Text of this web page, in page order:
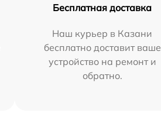
Бесплатная доставка
Наш курьер в Казани
бесплатно доставит ваше
устройство на ремонт и
обратно.